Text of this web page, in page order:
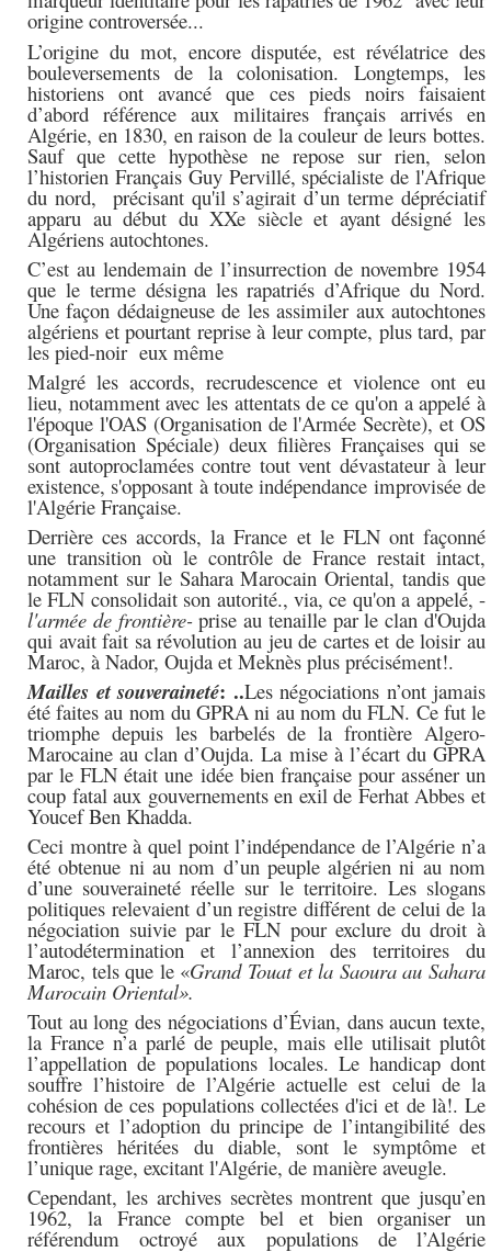
origine controversée...
L’origine du mot, encore disputée, est révélatrice des
bouleversements de la colonisation. Longtemps, les
historiens ont avancé que ces pieds noirsfaisaient
d’abord référence aux militaires français arrivés en
Algérie, en 1830, en raison de la couleur de leurs bottes.
Sauf que cette hypothèse ne repose sur rien, selon
l’historien Français Guy Pervillé, spécialiste de l'Afrique
du nord, précisant qu'il s’agirait d’un terme dépréciatif
apparu au début du XXe siècle et ayant désigné les
Algériens autochtones.
C’est au lendemain de l’insurrection de novembre 1954
que le terme désigna les rapatriés d’Afrique du Nord.
Une façon dédaigneuse de les assimiler aux autochtones
algériens et pourtant reprise à leur compte, plus tard, par
les pied-noir eux même
Malgré les accords, recrudescence et violence ont eu
lieu, notamment avec les attentats de ce qu'on a appelé à
l'époque l'OAS (Organisation de l'Armée Secrète), et OS
(Organisation Spéciale) deux filières Françaises qui se
sont autoproclamées contre tout vent dévastateur à leur
existence,s'opposant à toute indépendance improvisée de
l'Algérie Française.
Derrière ces accords, la France et le FLN ont façonné
une transition où le contrôle de France restait intact,
notamment sur le Sahara Marocain Oriental, tandis que
le FLN consolidait son autorité., via, ce qu'on a appelé, -
l'armée de frontière-prise au tenaille par le clan d'Oujda
qui avait fait sa révolution au jeu de cartes et de loisir au
Maroc, à Nador, Oujda et Meknès plus précisément!.
Mailles etsouveraineté: ..Les négociations n’ont jamais
été faites au nom du GPRA ni au nom du FLN. Ce fut le
triomphe depuis les barbelés de la frontière Algero-
Marocaine au clan d’Oujda.La mise à l’écart du GPRA
par le FLN était une idée bien française pour asséner un
coup fatal aux gouvernements en exil de Ferhat Abbes et
Youcef Ben Khadda.
Ceci montre à quel point l’indépendance de l’Algérie n’a
été obtenue ni au nom d’un peuple algérien ni au nom
d’une souveraineté réelle sur le territoire. Les slogans
politiques relevaient d’un registre différent de celui de la
négociation suivie par le FLN pour exclure du droit à
l’autodétermination et l’annexion des territoires du
Maroc, tels que le «Grand Touat et la Saoura au Sahara
Marocain Oriental».
Tout au long des négociations d’Évian, dans aucun texte,
la France n’a parlé de peuple, mais elle utilisait plutôt
l’appellation de populations locales. Le handicap dont
souffre l’histoire de l’Algérie actuelle est celui de la
cohésion de ces populations collectées d'ici et de là!. Le
recours et l’adoption du principe de l’intangibilité des
frontières héritées du diable, sont le symptôme et
l’unique rage, excitant l'Algérie, de manière aveugle.
Cependant, les archives secrètes montrent que jusqu’en
1962, la France compte bel et bien organiser un
référendum octroyé aux populations de l’Algérie